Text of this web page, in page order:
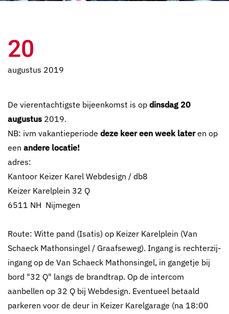
20
augustus 2019
De vierentachtigste bijeenkomst is op dinsdag 20
augustus 2019.
NB: ivm vakantieperiode deze keer een week lateren op
een andere locatie!
adres:
Kantoor Keizer Karel Webdesign / db8
Keizer Karelplein 32 Q
6511 NH Nijmegen
Route: Witte pand (Isatis) op Keizer Karelplein (Van
Schaeck Mathonsingel / Graafseweg). Ingang is rechterzij-
ingang op de Van Schaeck Mathonsingel, in gangetje bij
bord "32 Q" langs de brandtrap. Op de intercom
aanbellen op 32 Q bij Webdesign. Eventueel betaald
parkeren voor de deur in Keizer Karelgarage (na 18:00